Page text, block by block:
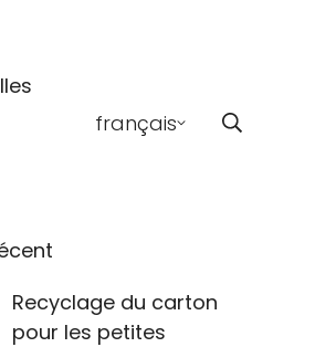
français
Recyclage du carton
pour les petites